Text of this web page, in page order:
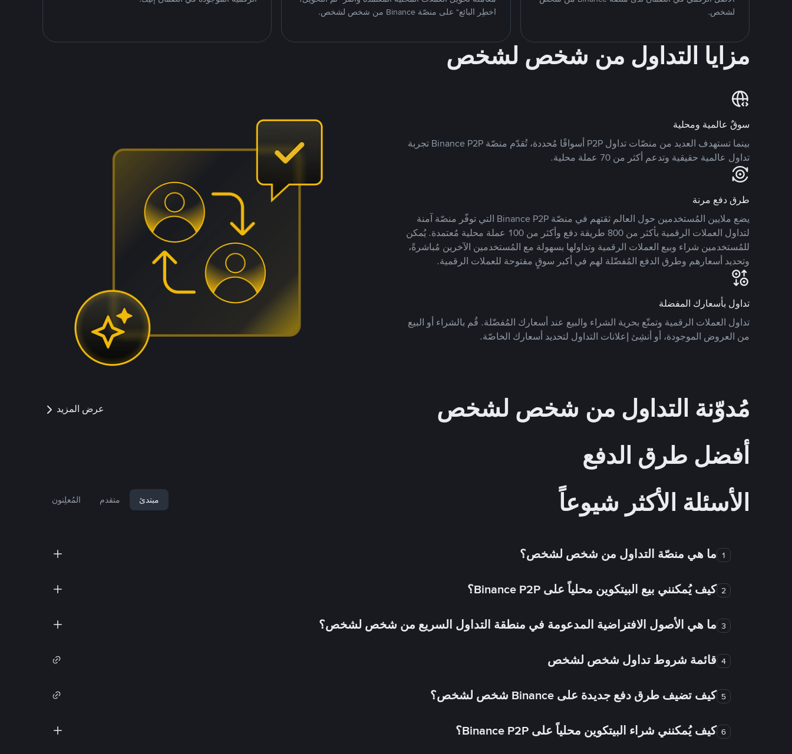
لشخص.
اخطِر البائع" على منصّة Binance من شخص لشخص.
مزايا التداول من شخص لشخص
سوقٌ عالمية ومحلية
بينما تستهدف العديد من منصّات تداول P2P أسواقًا مُحددة، تُقدّم منصّة Binance P2P تجربة
تداول عالمية حقيقية وتدعم أكثر من 70 عملة محلية.
طرق دفع مرنة
يضع ملايين المُستخدمين حول العالم ثقتهم في منصّة Binance P2P التي توفّر منصّة آمنة
لتداول العملات الرقمية بأكثر من 800 طريقة دفع وأكثر من 100 عملة محلية مُعتمدة. يُمكن
للمُستخدمين شراء وبيع العملات الرقمية وتداولها بسهولة مع المُستخدمين الآخرين مُباشرةً،
وتحديد أسعارهم وطرق الدفع المُفضّلة لهم في أكبر سوقٍ مفتوحة للعملات الرقمية.
تداول بأسعارك المفضلة
تداول العملات الرقمية وتمتّع بحرية الشراء والبيع عند أسعارك المُفضّلة. قُم بالشراء أو البيع
من العروض الموجودة، أو أنشِئ إعلانات التداول لتحديد أسعارك الخاصّة.
مُدوّنة التداول من شخص لشخص عرض المزيد
أفضل طرق الدفع
الأسئلة الأكثر شيوعاً
مبتدئ متقدم المُعلِنون
1 ما هي منصّة التداول من شخص لشخص؟
2 كيف يُمكنني بيع البيتكوين محلياً على Binance P2P؟
3 ما هي الأصول الافتراضية المدعومة في منطقة التداول السريع من شخص لشخص؟
4 قائمة شروط تداول شخص لشخص
5 كيف تضيف طرق دفع جديدة على Binance شخص لشخص؟
6 كيف يُمكنني شراء البيتكوين محلياً على Binance P2P؟